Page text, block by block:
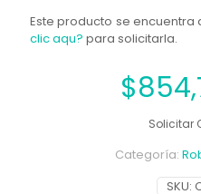
Este producto se
clic aqu? para solicitarla.
$
Solicitar
SKU:
Categoría: